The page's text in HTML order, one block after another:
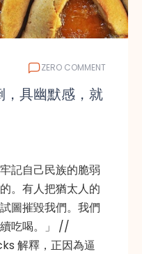
ZERO COMMENT
，具幽默感，就
記自己民族的脆弱
。有人把猶太人的
圖摧毀我們。我們
續吃喝。」 //
解釋，正因為逼